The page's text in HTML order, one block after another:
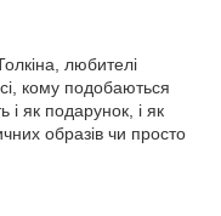
любителі
кому подобаються
і як подарунок, і як
образів чи просто